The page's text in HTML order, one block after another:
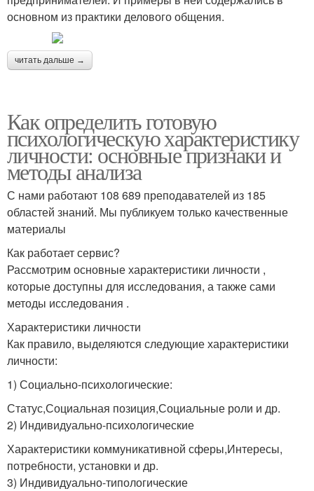
основном из практики делового общения.
читать дальше →
Как определить готовую
психологическую характеристику
личности: основные признаки и
методы анализа
С нами работают 108 689 преподавателей из 185
областей знаний. Мы публикуем только качественные
материалы
Как работает сервис?
Рассмотрим основные характеристики личности ,
которые доступны для исследования, а также сами
методы исследования .
Характеристики личности
Как правило, выделяются следующие характеристики
личности:
1) Социально-психологические:
Статус,Социальная позиция,Социальные роли и др.
2) Индивидуально-психологические
Характеристики коммуникативной сферы,Интересы,
потребности, установки и др.
3) Индивидуально-типологические